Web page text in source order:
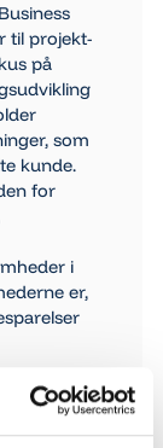
til projekt-
på
som
kunde.
for
i
er,